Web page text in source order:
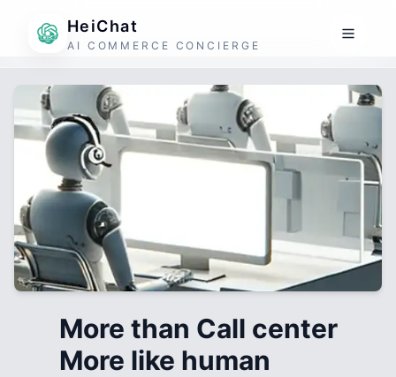
HeiChat
AI COMMERCE CONCIERGE
More than Call center
More like human